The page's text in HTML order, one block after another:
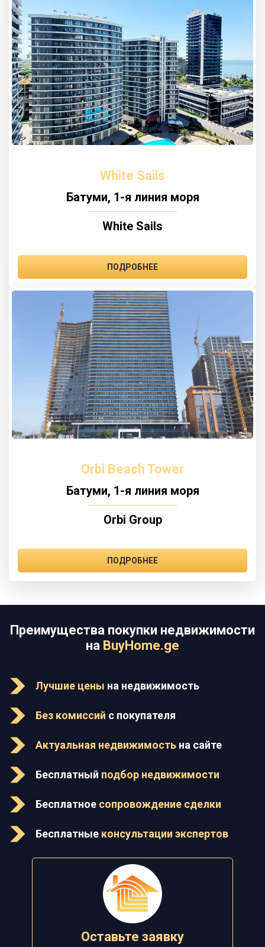
White Sails
Батуми, 1-я линия моря
White Sails
ПОДРОБНЕЕ
Orbi Beach Tower
Батуми, 1-я линия моря
Orbi Group
ПОДРОБНЕЕ
Преимущества покупки недвижимости
на BuyHome.ge
Лучшие цены на недвижимость
Без комиссий с покупателя
Актуальная недвижимость на сайте
Бесплатный подбор недвижимости
Бесплатное сопровождение сделки
Бесплатные консультации экспертов
Оставьте заявку